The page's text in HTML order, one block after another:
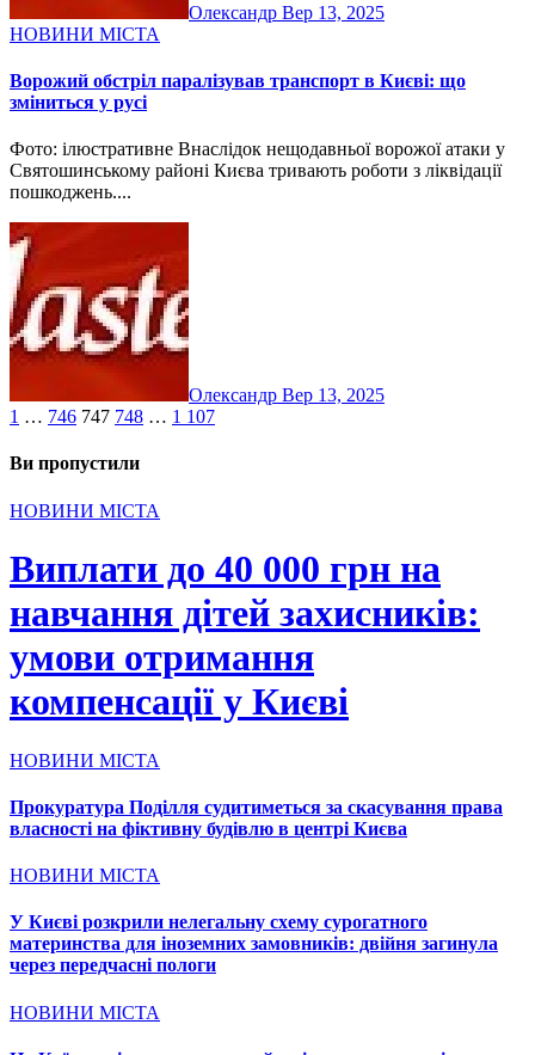
Олександр Вер 13, 2025
НОВИНИ МІСТА
Ворожий обстріл паралізував транспорт в Києві: що
зміниться у русі
Фото: ілюстративне Внаслідок нещодавньої ворожої атаки у
Святошинському районі Києва тривають роботи з ліквідації
пошкоджень....
Олександр Вер 13, 2025
Пагінація
записів
1 … 746 747 748 … 1 107
Ви пропустили
НОВИНИ МІСТА
Виплати до 40 000 грн на
навчання дітей захисників:
умови отримання
компенсації у Києві
НОВИНИ МІСТА
Прокуратура Поділля судитиметься за скасування права
власності на фіктивну будівлю в центрі Києва
НОВИНИ МІСТА
У Києві розкрили нелегальну схему сурогатного
материнства для іноземних замовників: двійня загинула
через передчасні пологи
НОВИНИ МІСТА